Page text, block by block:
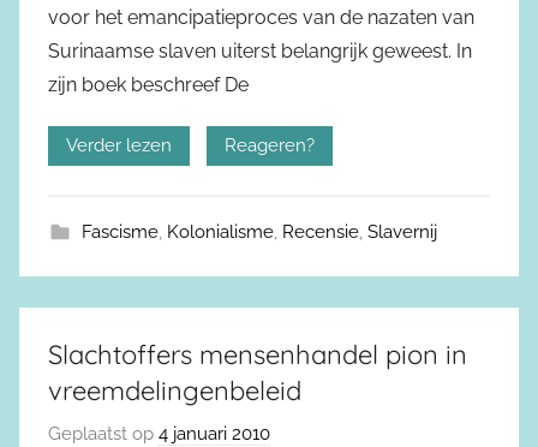
voor het emancipatieproces van de nazaten van
Surinaamse slaven uiterst belangrijk geweest. In
zijn boek beschreef De
Verder lezen Reageren?
Fascisme, Kolonialisme, Recensie, Slavernij
Slachtoffers mensenhandel pion in
vreemdelingenbeleid
Geplaatst op 4 januari 2010